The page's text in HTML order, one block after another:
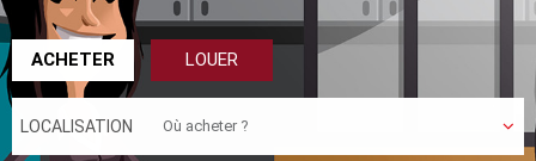
ACHETER LOUER
LOCALISATION